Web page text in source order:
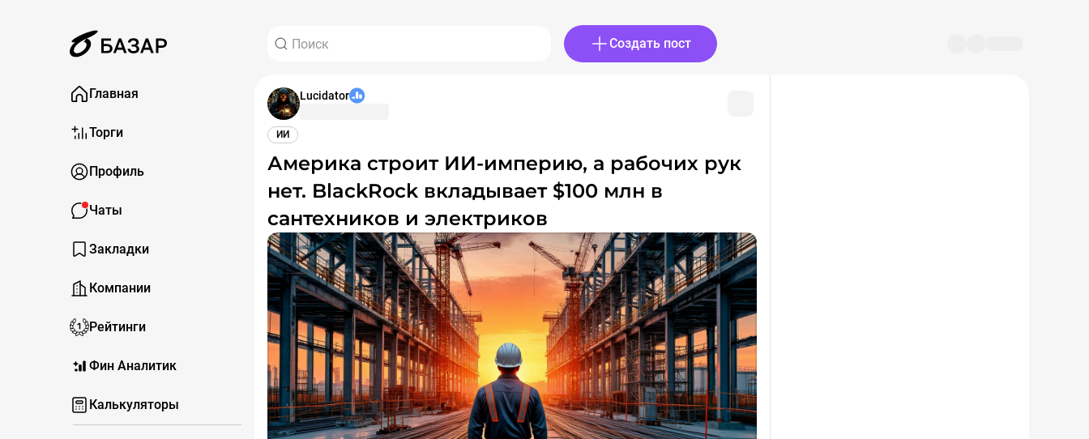
Создать пост
Главная
Торги
Профиль
Чаты
Закладки
Компании
Рейтинги
Фин Аналитик
Калькуляторы
Lucidator
ИИ
Америка строит ИИ-империю, а рабочих рук
нет. BlackRock вкладывает $100 млн в
сантехников и электриков